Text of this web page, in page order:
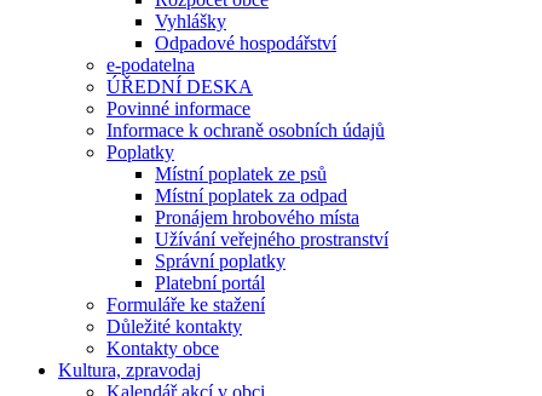
Vyhlášky
Odpadové hospodářství
e-podatelna
ÚŘEDNÍ DESKA
Povinné informace
Informace k ochraně osobních údajů
Poplatky
Místní poplatek ze psů
Místní poplatek za odpad
Pronájem hrobového místa
Užívání veřejného prostranství
Správní poplatky
Platební portál
Formuláře ke stažení
Důležité kontakty
Kontakty obce
Kultura, zpravodaj
Kalendář akcí v obci